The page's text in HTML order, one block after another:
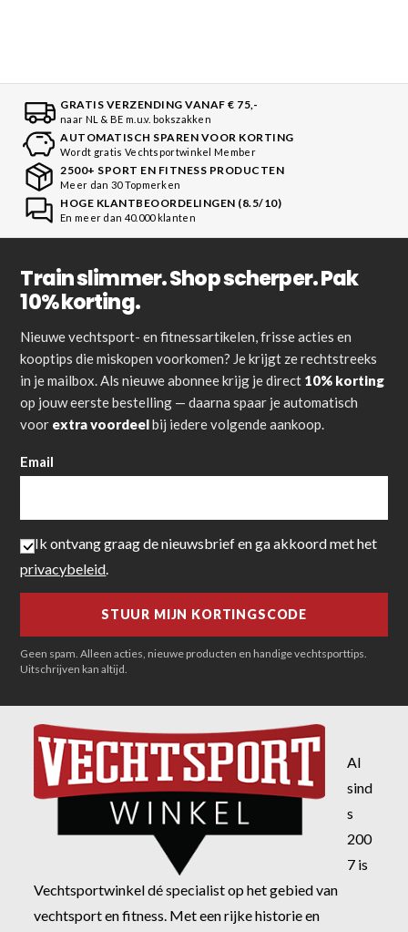
GRATIS VERZENDING VANAF € 75,-
naar NL & BE m.u.v. bokszakken
AUTOMATISCH SPAREN VOOR KORTING
Wordt gratis Vechtsportwinkel Member
2500+ SPORT EN FITNESS PRODUCTEN
Meer dan 30 Topmerken
HOGE KLANTBEOORDELINGEN (8.5/10)
En meer dan 40.000 klanten
Train slimmer. Shop scherper. Pak
10% korting.
Nieuwe vechtsport- en fitnessartikelen, frisse acties en
kooptips die miskopen voorkomen? Je krijgt ze rechtstreeks
in je mailbox. Als nieuwe abonnee krijg je direct 10% korting
op jouw eerste bestelling — daarna spaar je automatisch
voor extra voordeelbij iedere volgende aankoop.
Email
Ik ontvang graag de nieuwsbrief en ga akkoord met het
privacybeleid
Geen spam. Alleen acties, nieuwe producten en handige vechtsporttips.
Uitschrijven kan altijd.
Al
sind
s
200
7 is
Vechtsportwinkel dé specialist op het gebied van
vechtsport en fitness. Met een rijke historie en